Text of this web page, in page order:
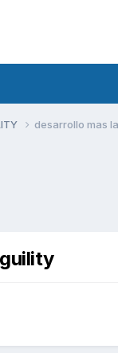
desarrollo mas